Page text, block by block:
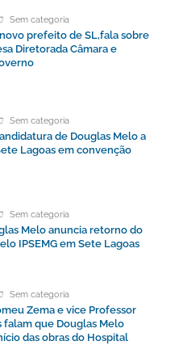
Sem categoria
prefeito de SL,fala sobre
Diretorada Câmara e
Sem categoria
de Douglas Melo a
Lagoas em convenção
Sem categoria
Melo anuncia retorno do
IPSEMG em Sete Lagoas
Sem categoria
Zema e vice Professor
falam que Douglas Melo
das obras do Hospital